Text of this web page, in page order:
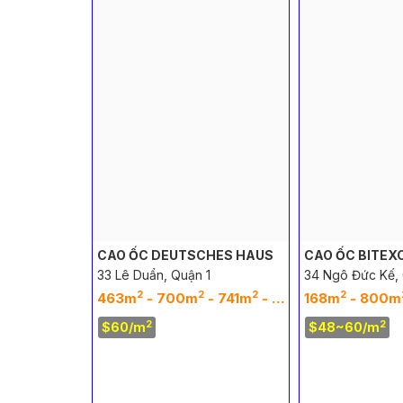
- 398m - 260m - 257m - 138m2- 395m2-
CAO ỐC DEUTSCHES HAUS
33 Lê Duẩn, Quận 1
463m2 - 700m2 - 741m2 - 183m 2
$60/m2
CAO ỐC
34 Ngô Đức Kế,
168m2 - 800m
$48~60/m2